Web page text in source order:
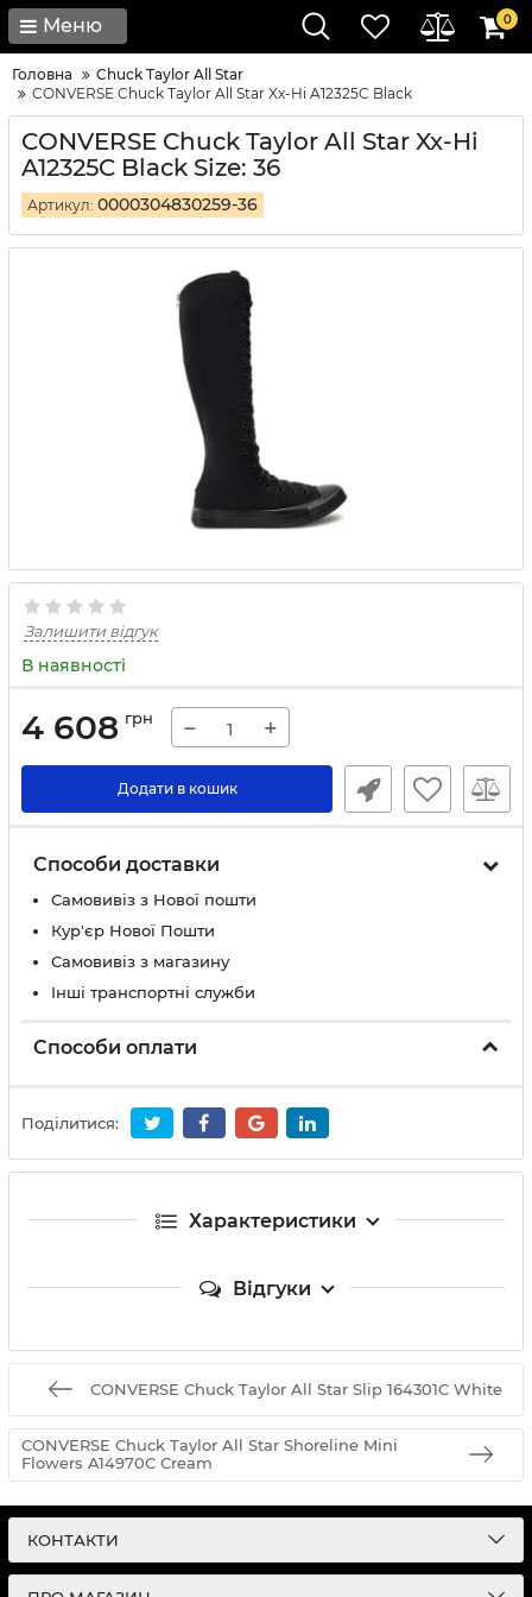
Меню 0
Головна
Chuck Taylor All Star
CONVERSE Chuck Taylor All Star Xx-Hi A12325C Black
CONVERSE Chuck Taylor All Star Xx-Hi
A12325C Black Size: 36
Артикул: 0000304830259-36
Залишити відгук
В наявності
4 608 грн − +
Додати в кошик
Способи доставки
Самовивіз з Нової пошти
Кур'єр Нової Пошти
Самовивіз з магазину
Інші транспортні служби
Способи оплати
Поділитися:
Характеристики
Відгуки
CONVERSE Chuck Taylor All Star Slip 164301C White
CONVERSE Chuck Taylor All Star Shoreline Mini
Flowers A14970C Cream
КОНТАКТИ